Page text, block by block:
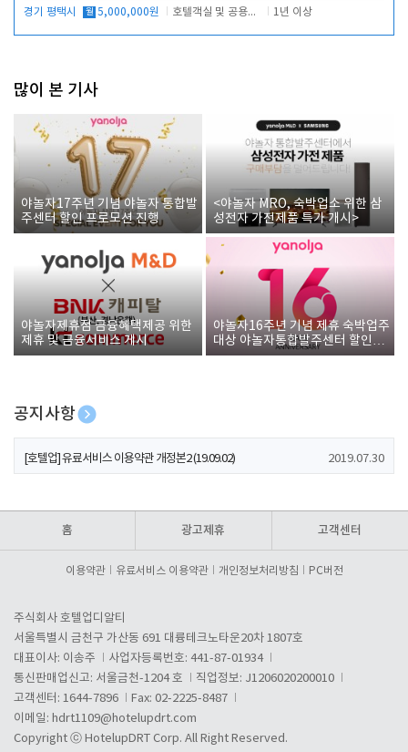
경기 평택시 월 5,000,000원 호텔객실 및 공용시설 청소 관리 1년 이상
많이 본 기사
야놀자17주년 기념 야놀자 통합발
주센터 할인 프로모션 진행
<야놀자 MRO, 숙박업소 위한 삼
성전자 가전제품 특가 개시>
야놀자제휴점 금융혜택제공 위한
제휴 및 금융서비스 게시
야놀자16주년 기념 제휴 숙박업주
대상 야놀자통합발주센터 할인쿠
폰 증정
공지사항
[호텔업] 개인정보 처리방침 개정본1 (19.09.02)
[호텔업] 유료서비스 이용약관 개정본2 (19.09.02) 2019.07.30
홈 광고제휴 고객센터
이용약관 유료서비스 이용약관 개인정보처리방침 PC버전
주식회사 호텔업디알티
서울특별시 금천구 가산동 691 대륭테크노타운20차 1807호
대표이사: 이송주
사업자등록번호: 441-87-01934
통신판매업신고: 서울금천-1204 호
직업정보: J1206020200010
고객센터: 1644-7896
Fax: 02-2225-8487
이메일: hdrt1109@hotelupdrt.com
Copyright ⓒ HotelupDRT Corp. All Right Reserved.